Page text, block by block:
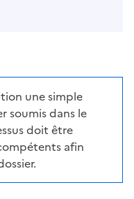
une simple
soumis dans le
doit être
afin